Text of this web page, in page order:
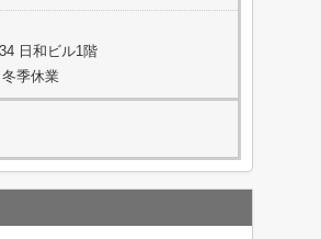
日和ビル1階
季休業